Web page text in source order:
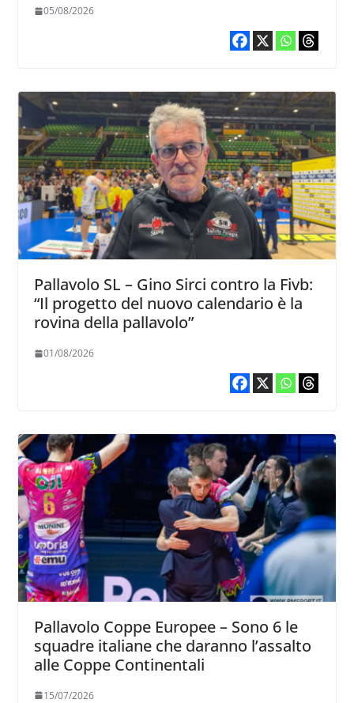
05/08/2026
Pallavolo SL – Gino Sirci contro la Fivb:
“Il progetto del nuovo calendario è la
rovina della pallavolo”
01/08/2026
Pallavolo Coppe Europee – Sono 6 le
squadre italiane che daranno l’assalto
alle Coppe Continentali
15/07/2026